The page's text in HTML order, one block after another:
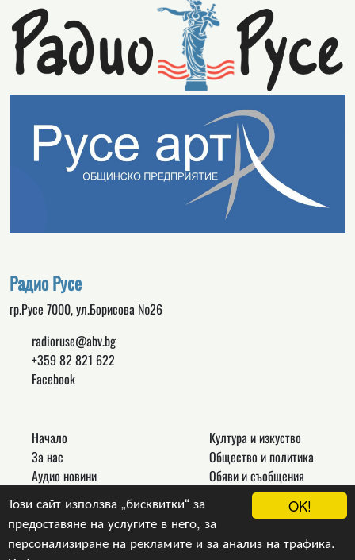
OK!
Този сайт използва „бисквитки“ за
предоставяне на услугите в него, за
персонализиране на рекламите и за анализ на трафика.
Радио Русе
гр.Русе 7000, ул.Борисова №26
radioruse@abv.bg
+359 82 821 622
Facebook
Начало
За нас
Аудио новини
Връзки
Контакти
Култура и изкуство
Общество и политика
Обяви и съобщения
Новини
Други